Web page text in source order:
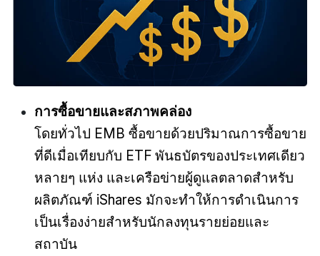
การซื้อขายและสภาพคล่อง
โดยทั่วไป EMB ซื้อขายด้วยปริมาณการซื้อขาย
ที่ดีเมื่อเทียบกับ ETF พันธบัตรของประเทศเดียว
หลายๆ แห่ง และเครือข่ายผู้ดูแลตลาดสำหรับ
ผลิตภัณฑ์ iShares มักจะทำให้การดำเนินการ
เป็นเรื่องง่ายสำหรับนักลงทุนรายย่อยและ
สถาบัน